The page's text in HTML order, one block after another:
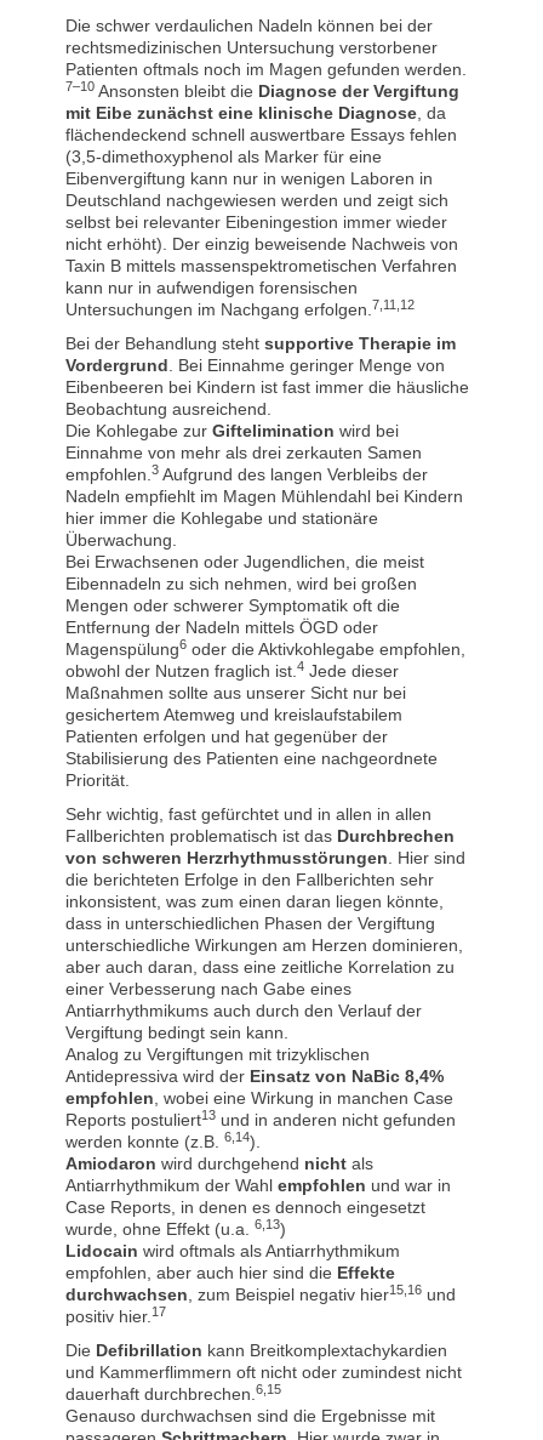
Die schwer verdaulichen Nadeln können bei der
rechtsmedizinischen Untersuchung verstorbener
Patienten oftmals noch im Magen gefunden werden.
7–10 Ansonsten bleibt die Diagnose der Vergiftung
mit Eibe zunächst eine klinische Diagnose, da
flächendeckend schnell auswertbare Essays fehlen
(3,5-dimethoxyphenol als Marker für eine
Eibenvergiftung kann nur in wenigen Laboren in
Deutschland nachgewiesen werden und zeigt sich
selbst bei relevanter Eibeningestion immer wieder
nicht erhöht). Der einzig beweisende Nachweis von
Taxin B mittels massenspektrometischen Verfahren
kann nur in aufwendigen forensischen
Untersuchungen im Nachgang erfolgen.7,11,12
Bei der Behandlung steht supportive Therapie im
Vordergrund. Bei Einnahme geringer Menge von
Eibenbeeren bei Kindern ist fast immer die häusliche
Beobachtung ausreichend.
Die Kohlegabe zur Giftelimination wird bei
Einnahme von mehr als drei zerkauten Samen
empfohlen.3 Aufgrund des langen Verbleibs der
Nadeln empfiehlt im Magen Mühlendahl bei Kindern
hier immer die Kohlegabe und stationäre
Überwachung.
Bei Erwachsenen oder Jugendlichen, die meist
Eibennadeln zu sich nehmen, wird bei großen
Mengen oder schwerer Symptomatik oft die
Entfernung der Nadeln mittels ÖGD oder
Magenspülung6 oder die Aktivkohlegabe empfohlen,
obwohl der Nutzen fraglich ist.4 Jede dieser
Maßnahmen sollte aus unserer Sicht nur bei
gesichertem Atemweg und kreislaufstabilem
Patienten erfolgen und hat gegenüber der
Stabilisierung des Patienten eine nachgeordnete
Priorität.
Sehr wichtig, fast gefürchtet und in allen in allen
Fallberichten problematisch ist das Durchbrechen
von schweren Herzrhythmusstörungen. Hier sind
die berichteten Erfolge in den Fallberichten sehr
inkonsistent, was zum einen daran liegen könnte,
dass in unterschiedlichen Phasen der Vergiftung
unterschiedliche Wirkungen am Herzen dominieren,
aber auch daran, dass eine zeitliche Korrelation zu
einer Verbesserung nach Gabe eines
Antiarrhythmikums auch durch den Verlauf der
Vergiftung bedingt sein kann.
Analog zu Vergiftungen mit trizyklischen
Antidepressiva wird der Einsatz von NaBic 8,4%
empfohlen, wobei eine Wirkung in manchen Case
Reports postuliert13 und in anderen nicht gefunden
werden konnte (z.B. 6,14).
Amiodaron wird durchgehend nicht als
Antiarrhythmikum der Wahl empfohlen und war in
Case Reports, in denen es dennoch eingesetzt
wurde, ohne Effekt (u.a. 6,13)
Lidocain wird oftmals als Antiarrhythmikum
empfohlen, aber auch hier sind die Effekte
durchwachsen, zum Beispiel negativ hier15,16 und
positiv hier.17
Die Defibrillation kann Breitkomplextachykardien
und Kammerflimmern oft nicht oder zumindest nicht
dauerhaft durchbrechen.6,15
Genauso durchwachsen sind die Ergebnisse mit